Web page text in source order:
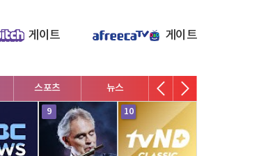
게이트 게이트
스포츠 뉴스 V로그/소통
9 10